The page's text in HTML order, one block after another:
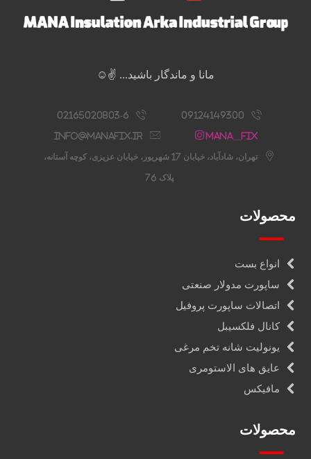
مانا و ماندگار باشید... ✌️☺️
09124149300
02165020803-6
Mana__fix
info@manafix.ir
تهران، شادآباد، خیابان 17 شهریور، خیابان عزیزی، کوچه آستانه،
پلاک 76
محصولات
انواع بست
ساپورت مدولار صنعتی
اتصالات ساپورت پروفیل
کانال فلکسیبل
یونولیت شانه تخم مرغی
عایق های الاستومری
مافیکس
محصولات